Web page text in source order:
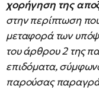
χορήγηση της
στην περίπτωση
μεταφορά των
του άρθρου 2 της
επιδόματα,
παρούσας